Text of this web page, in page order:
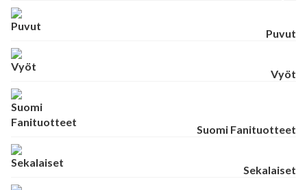
Puvut
Vyöt
Suomi Fanituotteet
Sekalaiset